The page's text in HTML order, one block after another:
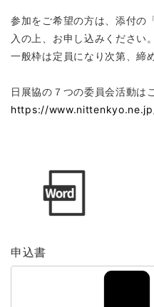
参加をご希望の方は、添付の
入の上、お申し込みください。
一般枠は定員になり次第、締
日展協の７つの委員会活動は
https://
申込書